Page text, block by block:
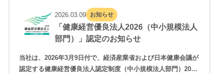
2026.03.09 お知らせ
「健康経営優良法人2026（中小規模法人
部門）」認定のお知らせ
当社は、2026年3月9日付で、経済産業省および日本健康会議が
認定する健康経営優良法人認定制度（中小規模法人部門）2026